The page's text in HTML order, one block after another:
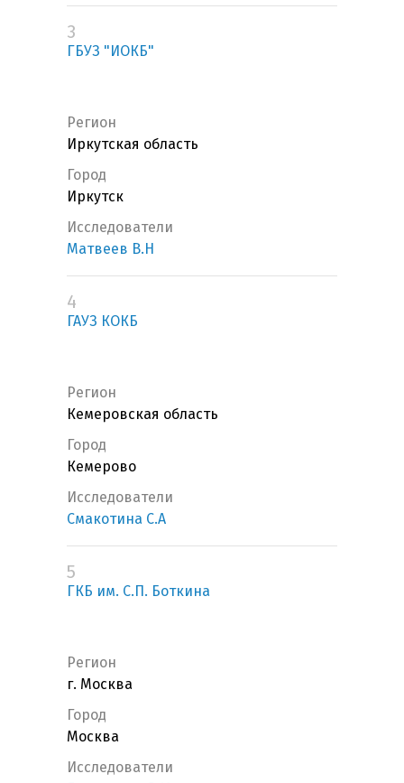
3
ГБУЗ "ИОКБ"
Регион
Иркутская область
Город
Иркутск
Исследователи
Матвеев В.Н
4
ГАУЗ КОКБ
Регион
Кемеровская область
Город
Кемерово
Исследователи
Смакотина С.А
5
ГКБ им. С.П. Боткина
Регион
г. Москва
Город
Москва
Исследователи